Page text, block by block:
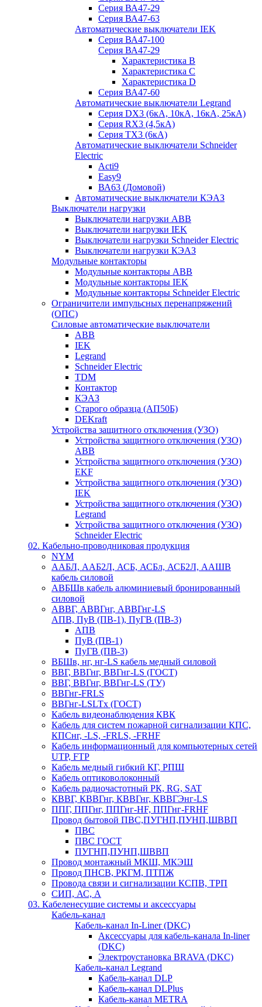
Серия ВА47-29
Серия ВА47-63
Автоматические выключатели IEK
Серия ВА47-100
Серия ВА47-29
Характеристика B
Характеристика C
Характеристика D
Серия ВА47-60
Автоматические выключатели Legrand
Серия DX3 (6кА, 10кА, 16кА, 25кА)
Серия RX3 (4,5кА)
Серия TX3 (6кА)
Автоматические выключатели Schneider
Electric
Acti9
Easy9
ВА63 (Домовой)
Автоматические выключатели КЭАЗ
Выключатели нагрузки
Выключатели нагрузки ABB
Выключатели нагрузки IEK
Выключатели нагрузки Schneider Electric
Выключатели нагрузки КЭАЗ
Модульные контакторы
Модульные контакторы ABB
Модульные контакторы IEK
Модульные контакторы Schneider Electric
Ограничители импульсных перенапряжений
(ОПС)
Силовые автоматические выключатели
ABB
IEK
Legrand
Schneider Electric
TDM
Контактор
КЭАЗ
Старого образца (АП50Б)
DEKraft
Устройства защитного отключения (УЗО)
Устройства защитного отключения (УЗО)
ABB
Устройства защитного отключения (УЗО)
EKF
Устройства защитного отключения (УЗО)
IEK
Устройства защитного отключения (УЗО)
Legrand
Устройства защитного отключения (УЗО)
Schneider Electric
02. Кабельно-проводниковая продукция
NYM
ААБЛ, ААБ2Л, АСБ, АСБл, АСБ2Л, ААШВ
кабель силовой
АВБШв кабель алюминиевый бронированный
силовой
АВВГ, АВВГнг, АВВГнг-LS
АПВ, ПуВ (ПВ-1), ПуГВ (ПВ-3)
АПВ
ПуВ (ПВ-1)
ПуГВ (ПВ-3)
ВБШв, нг, нг-LS кабель медный силовой
ВВГ, ВВГнг, ВВГнг-LS (ГОСТ)
ВВГ, ВВГнг, ВВГнг-LS (ТУ)
ВВГнг-FRLS
ВВГнг-LSLTx (ГОСТ)
Кабель видеонаблюдения КВК
Кабель для систем пожарной сигнализации КПС,
КПСнг, -LS, -FRLS, -FRHF
Кабель информационный для компьютерных сетей
UTP, FTP
Кабель медный гибкий КГ, РПШ
Кабель оптиковолоконный
Кабель радиочастотный РК, RG, SAT
КВВГ, КВВГнг, КВВГнг, КВВГЭнг-LS
ППГ, ППГнг, ППГнг-HF, ППГнг-FRHF
Провод бытовой ПВС,ПУГНП,ПУНП,ШВВП
ПВС
ПВС ГОСТ
ПУГНП,ПУНП,ШВВП
Провод монтажный МКШ, МКЭШ
Провод ПНСВ, РКГМ, ПТПЖ
Провода связи и сигнализации КСПВ, ТРП
СИП, АС, А
03. Кабеленесущие системы и аксессуары
Кабель-канал
Кабель-канал In-Liner (DKC)
Аксессуары для кабель-канала In-liner
(DKC)
Электроустановка BRAVA (DKC)
Кабель-канал Legrand
Кабель-канал DLP
Кабель-канал DLPlus
Кабель-канал METRA